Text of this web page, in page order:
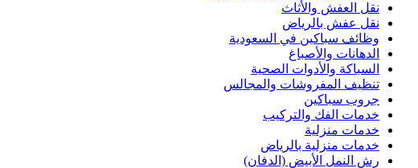
نقل العفش والأثاث
نقل عفش بالرياض
وظائف سباكين في السعودية
الدهانات والأصباغ
السباكة والأدوات الصحية
تنظيف المفروشات والمجالس
جروب سباكين
خدمات الفك والتركيب
خدمات منزلية
خدمات منزلية بالرياض
رش النمل الأبيض (الدفان)